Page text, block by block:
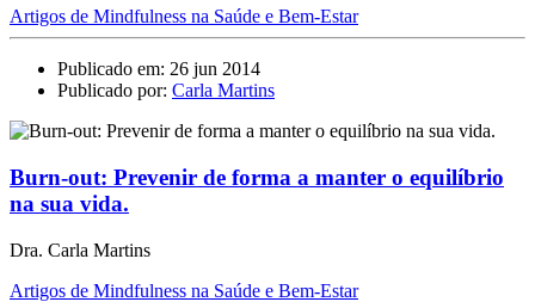
Artigos de Mindfulness na Saúde e Bem-Estar
Publicado em: 26 jun 2014
Publicado por: Carla Martins
Burn-out: Prevenir de forma a manter o equilíbrio
na sua vida.
Dra. Carla Martins
Artigos de Mindfulness na Saúde e Bem-Estar